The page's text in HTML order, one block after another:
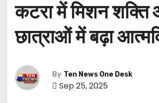
कटरा में मिशन शक्ति
छात्राओं में बढ़ा
By Ten News One Desk
Sep 25, 2025